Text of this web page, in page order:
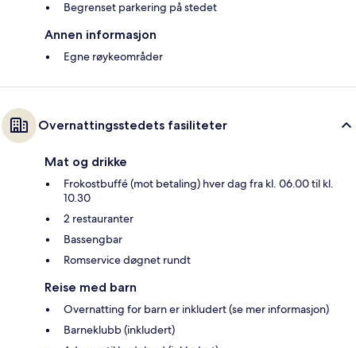
Begrenset parkering på stedet
Annen informasjon
Egne røykeområder
Overnattingsstedets fasiliteter
Mat og drikke
Frokostbuffé (mot betaling) hver dag fra kl. 06.00 til kl.
10.30
2 restauranter
Bassengbar
Romservice døgnet rundt
Reise med barn
Overnatting for barn er inkludert (se mer informasjon)
Barneklubb (inkludert)